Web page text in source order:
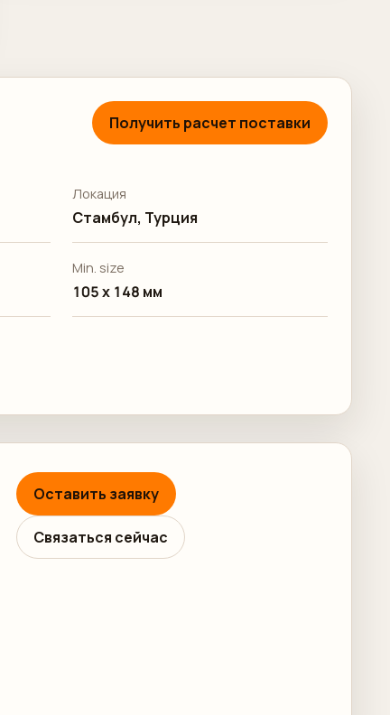
Получить расчет поставки
Локация
Стамбул, Турция
Min. size
105 x 148 мм
Оставить заявку
Связаться сейчас